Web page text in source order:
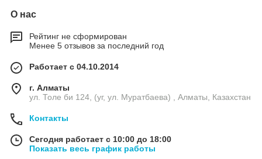
О нас
Рейтинг не сформирован
Менее 5 отзывов за последний год
Работает с 04.10.2014
г. Алматы
ул. Толе би 124, (уг, ул. Муратбаева) , Алматы, Казахстан
Контакты
Сегодня работает с 10:00 до 18:00
Показать весь график работы